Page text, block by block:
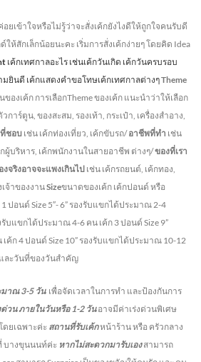
ยเข้าใจหรือไม่รู้ว่าจะสั่งเค้กยังไงดีให้ถูกใจคนรับดี
ห้สักเล็กน้อยนะคะ เริ่มการสั่งเค้กง่ายๆ โดยคิด Idea
เค้กเทศกาลอะไร เช่นเค้กวันเกิด เค้กวันครบรอบ
ยินดี เค้กแสดงคำขอโทษเค้กเทศกาลต่างๆTheme
องเค้ก การเลือกTheme ของเค้ก แนะนำว่าให้เลือก
วการ์ตูน, ของสะสม, รองเท้า, กระเป๋า, เครื่องสำอาง,
ชอบเช่น เค้กท่องเที่ยว, เค้กขับรถ/อาชีพที่ทำ เช่น
ผู้บริหาร, เค้กพนักงานในสายอาชีพ ต่างๆ/ของที่เรา
จริงอาจจะแพงเกินไป เช่น เค้กรถยนต์, เค้กทอง,
จ้าของงานSizeขนาดของเค้ก เค้กปอนด์ หรือ
1 ปอนด์ Size 5″- 6” รองรับแขกได้ประมาณ 2-4
งรับแขกได้ประมาณ 4-6 คน เค้ก 3 ปอนด์ Size 9”
ค้ก 4 ปอนด์ Size 10” รองรับแขกได้ประมาณ 10-12
ละวันที่ของวันสำคัญ
มาณ3-5 วัน เพื่อจัดเวลาในการทำ และป้องกันการ
ด่วนภายในวันหรือ 1-2 วัน อาจมีค่าเร่งด่วนพิเศษ
ดยเฉพาะค่ะ สถานที่รับเค้กหน้าร้าน หรือ ครัวกลาง
บางขุนนนท์ค่ะ หากไม่สะดวกมารับเองสามารถ